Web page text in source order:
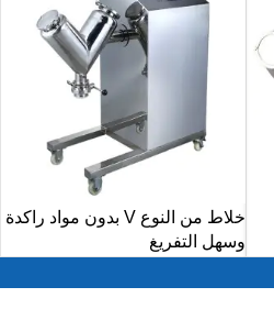
خلاط من النوع V بدون مواد راكدة
وسهل التفريغ